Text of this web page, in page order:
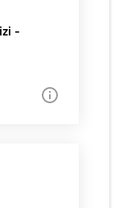
-